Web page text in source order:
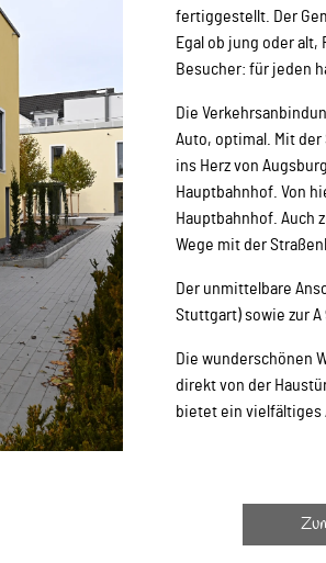
fertiggestellt. Der
Egal ob jung oder
Besucher: für jeden
Die
Auto, optimal. Mit der
ins Herz von
Hauptbahnhof. Von
Hauptbahnhof. Auch
Wege mit der
Der unmittelbare
Stuttgart) sowie zur A
Die wunderschönen
direkt von der
bietet ein vielfältiges